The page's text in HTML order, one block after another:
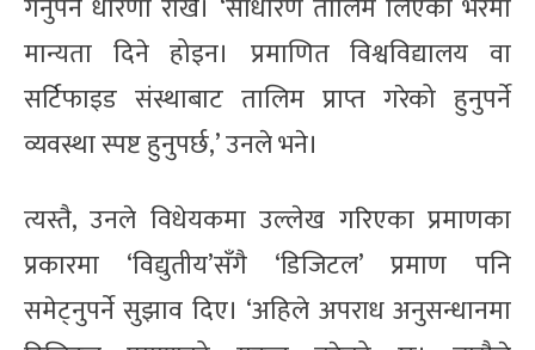
मान्यता दिने होइन। प्रमाणित विश्वविद्यालय वा
सर्टिफाइड संस्थाबाट तालिम प्राप्त गरेको हुनुपर्ने
व्यवस्था स्पष्ट हुनुपर्छ,’ उनले भने।
त्यस्तै, उनले विधेयकमा उल्लेख गरिएका प्रमाणका
प्रकारमा ‘विद्युतीय’सँगै ‘डिजिटल’ प्रमाण पनि
समेट्नुपर्ने सुझाव दिए। ‘अहिले अपराध अनुसन्धानमा